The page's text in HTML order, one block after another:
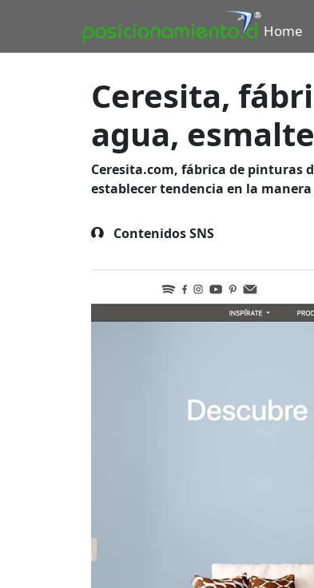
Home
Ceresita,
agua,
Ceresita.com, fábrica de pinturas
establecer tendencia en la
Contenidos SNS